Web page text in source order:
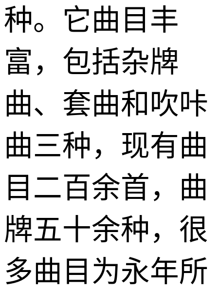
种。它曲目丰
富，包括杂牌
曲、套曲和吹咔
曲三种，现有曲
目二百余首，曲
牌五十余种，很
多曲目为永年所